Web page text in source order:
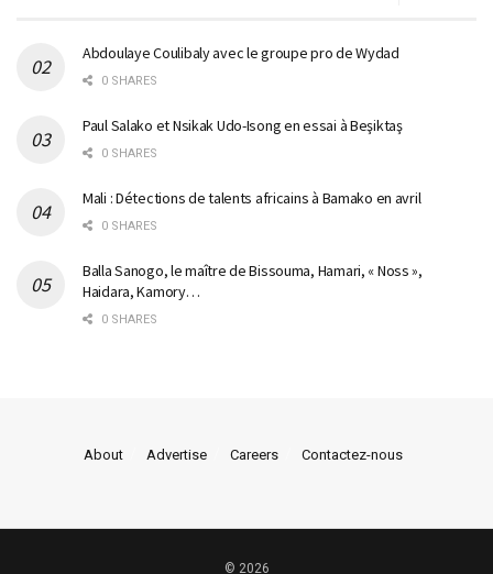
Abdoulaye Coulibaly avec le groupe pro de Wydad
0 SHARES
Paul Salako et Nsikak Udo-Isong en essai à Beşiktaş
0 SHARES
Mali : Détections de talents africains à Bamako en avril
0 SHARES
Balla Sanogo, le maître de Bissouma, Hamari, « Noss »,
Haidara, Kamory…
0 SHARES
About Advertise Careers Contactez-nous
© 2026